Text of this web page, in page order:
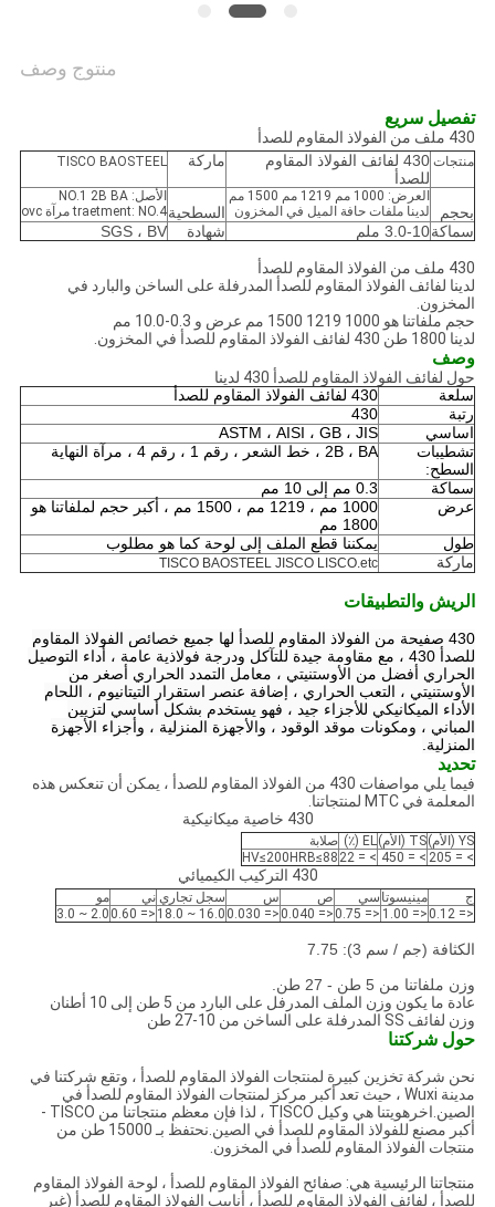
منتوج وصف
تفصيل سريع
430 ملف من الفولاذ المقاوم للصدأ
منتجات
430 لفائف الفولاذ المقاوم
للصدأ
ماركة TISCO BAOSTEEL
بحجم
العرض: 1000 مم 1219 مم 1500 مم
لدينا ملفات حافة الميل في المخزون
السطحية
الأصل: NO.1 2B BA
traetment: NO.4 مرآة ovc
سماكة3.0-10 ملم شهادة SGS ، BV
430 ملف من الفولاذ المقاوم للصدأ
لدينا لفائف الفولاذ المقاوم للصدأ المدرفلة على الساخن والبارد في
المخزون.
حجم ملفاتنا هو 1000 1219 1500 مم عرض و 0.3-10.0 مم
لدينا 1800 طن 430 لفائف الفولاذ المقاوم للصدأ في المخزون.
وصف
حول لفائف الفولاذ المقاوم للصدأ 430 لدينا
سلعة
430 لفائف الفولاذ المقاوم للصدأ
رتبة
430
اساسي
ASTM ، AISI ، GB ، JIS
تشطيبات
السطح:
2B ، BA ، خط الشعر ، رقم 1 ، رقم 4 ، مرآة النهاية
سماكة
0.3 مم إلى 10 مم
عرض
1000 مم ، 1219 مم ، 1500 مم ، أكبر حجم لملفاتنا هو
1800 مم
طول
يمكننا قطع الملف إلى لوحة كما هو مطلوب
ماركة
TISCO BAOSTEEL JISCO LISCO.etc
الريش والتطبيقات
430 صفيحة من الفولاذ المقاوم للصدأ لها جميع خصائص الفولاذ المقاوم
للصدأ 430 ، مع مقاومة جيدة للتآكل ودرجة فولاذية عامة ، أداء التوصيل
الحراري أفضل من الأوستنيتي ، معامل التمدد الحراري أصغر من
الأوستنيتي ، التعب الحراري ، إضافة عنصر استقرار التيتانيوم ، اللحام
الأداء الميكانيكي للأجزاء جيد ، فهو يستخدم بشكل أساسي لتزيين
المباني ، ومكونات موقد الوقود ، والأجهزة المنزلية ، وأجزاء الأجهزة
المنزلية.
تحديد
فيما يلي مواصفات 430 من الفولاذ المقاوم للصدأ ، يمكن أن تنعكس هذه
المعلمة في MTC لمنتجاتنا.
430 خاصية ميكانيكية
YS (الأم) TS (الأم) EL (٪)
صلابة
> = 205
> = 450
> = 22
HV≤200HRB≤88
430 التركيب الكيميائي
ج مينيسوتا سي ص س سجل تجاري ني
مو
<= 0.12
<= 1.00
<= 0.75
<= 0.040
<= 0.030
16.0 ~ 18.0
<= 0.60
2.0 ~ 3.0
الكثافة (جم / سم 3): 7.75
وزن ملفاتنا من 5 طن - 27 طن.
عادة ما يكون وزن الملف المدرفل على البارد من 5 طن إلى 10 أطنان
وزن لفائف SS المدرفلة على الساخن من 10-27 طن
حول شركتنا
نحن شركة تخزين كبيرة لمنتجات الفولاذ المقاوم للصدأ ، وتقع شركتنا في
مدينة Wuxi ، حيث تعد أكبر مركز لمنتجات الفولاذ المقاوم للصدأ في
الصين.اخر
هويتنا هي وكيل TISCO ، لذا فإن معظم منتجاتنا من TISCO -
أكبر مصنع للفولاذ المقاوم للصدأ في الصين.نحتفظ بـ 15000 طن من
منتجات الفولاذ المقاوم للصدأ في المخزون.
منتجاتنا الرئيسية هي: صفائح الفولاذ المقاوم للصدأ ، لوحة الفولاذ المقاوم
للصدأ ، لفائف الفولاذ المقاوم للصدأ ، أنابيب الفولاذ المقاوم للصدأ (غير